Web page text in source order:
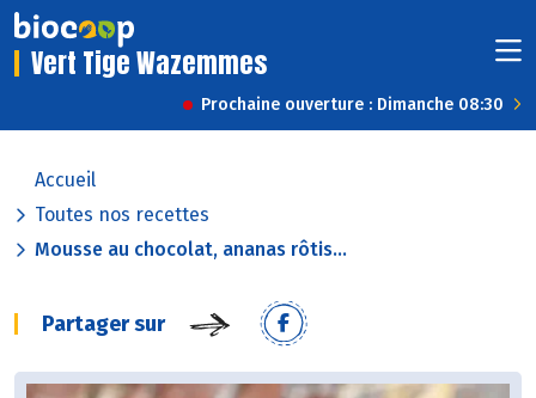
Vert Tige Wazemmes
Prochaine ouverture : Dimanche 08:30
Accueil
Toutes nos recettes
Mousse au chocolat, ananas rôtis...
Partager sur